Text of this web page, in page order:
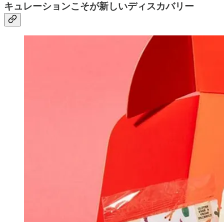
キュレーションこそが新しいディスカバリー